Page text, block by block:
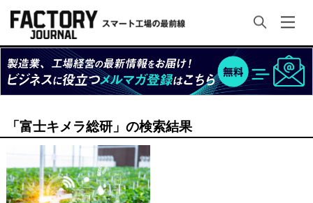
「富士キメラ総研」の検索結果